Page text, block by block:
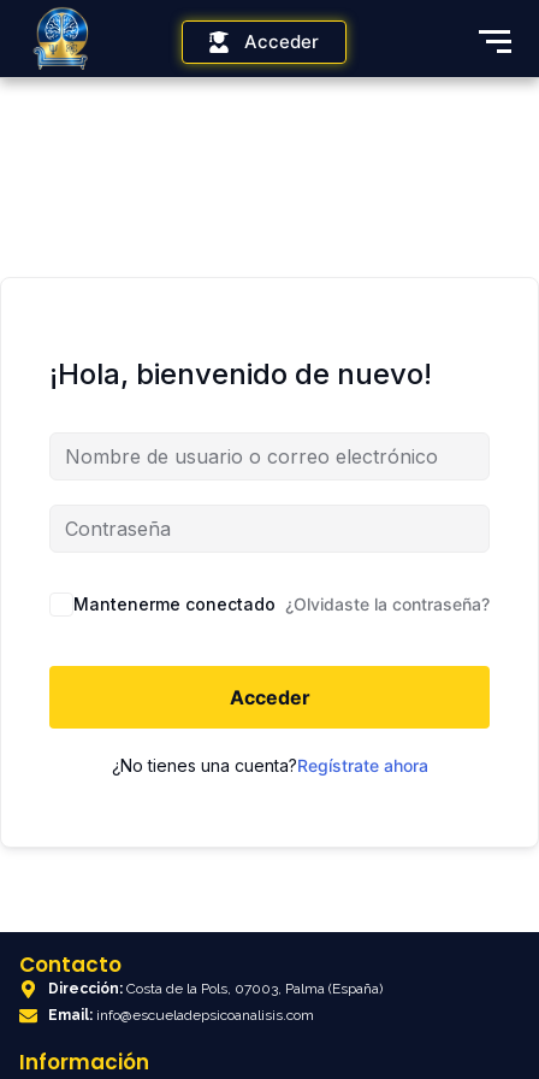
Acceder
¡Hola, bienvenido de nuevo!
Mantenerme conectado ¿Olvidaste la contraseña?
Acceder
¿No tienes una cuenta?Regístrate ahora
Contacto
Dirección: Costa de la Pols, 07003, Palma (España)
Email: info@escueladepsicoanalisis.com
Información